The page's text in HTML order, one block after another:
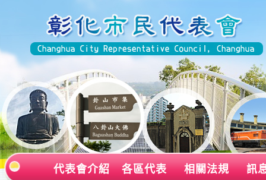
代表會介紹 各區代表 相關法規 訊